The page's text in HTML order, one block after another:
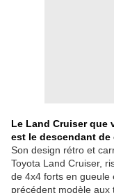
Le Land Cruiser que
est le descendant de
Son design rétro et
Toyota Land Cruiser,
de 4x4 forts en gueule
précédent modèle aux